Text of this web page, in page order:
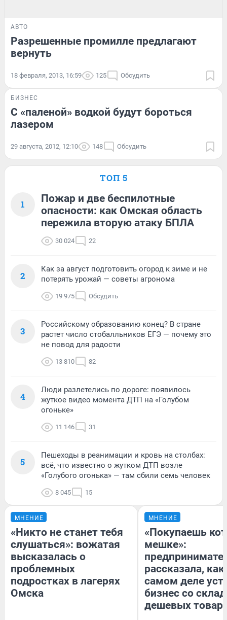
АВТО
Разрешенные промилле предлагают
вернуть
18 февраля, 2013, 16:59 125 Обсудить
БИЗНЕС
С «паленой» водкой будут бороться
лазером
29 августа, 2012, 12:10 148 Обсудить
ТОП 5
1
Пожар и две беспилотные
опасности: как Омская область
пережила вторую атаку БПЛА
30 024 22
2
Как за август подготовить огород к зиме и не
потерять урожай — советы агронома
19 975 Обсудить
3
Российскому образованию конец? В стране
растет число стобалльников ЕГЭ — почему это
не повод для радости
13 810 82
4
Люди разлетелись по дороге: появилось
жуткое видео момента ДТП на «Голубом
огоньке»
11 146 31
5
Пешеходы в реанимации и кровь на столбах:
всё, что известно о жутком ДТП возле
«Голубого огонька» — там сбили семь человек
8 045 15
МНЕНИЕ
«Никто не станет тебя
слушаться»: вожатая
высказалась о
проблемных
подростках в лагерях
Омска
МНЕНИЕ
«Покупаешь
мешке»:
рассказала, как
самом деле
бизнес со
дешевых